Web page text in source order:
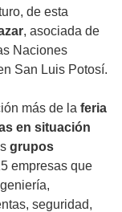
de esta
, asociada de
Naciones
San Luis Potosí.
más de la feria
en situación
grupos
empresas que
seguridad,